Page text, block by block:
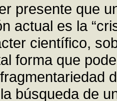
presente que
actual es la
científico,
forma que
búsqueda de